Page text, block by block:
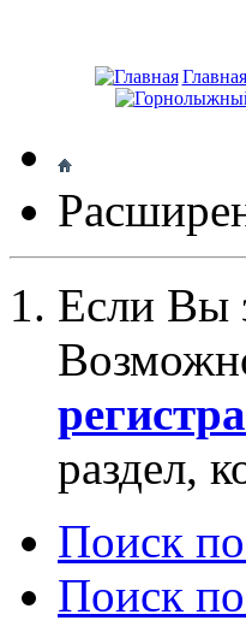
Главная
Если Вы
раздел,
Поиск
Поиск